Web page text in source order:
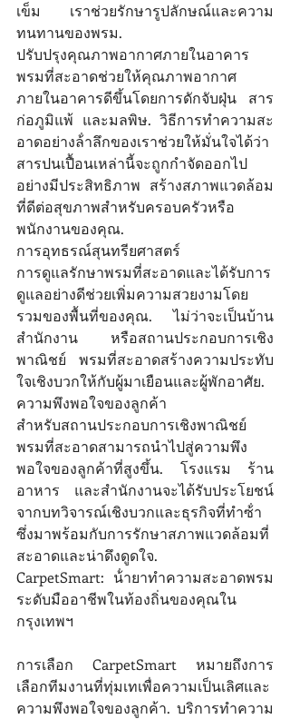
เข็ม เราช่วยรักษารูปลักษณ์และความ
ทนทานของพรม.
ปรับปรุงคุณภาพอากาศภายในอาคาร
พรมที่สะอาดช่วยให้คุณภาพอากาศ
ภายในอาคารดีขึ้นโดยการดักจับฝุ่น สาร
ก่อภูมิแพ้ และมลพิษ. วิธีการทําความสะ
อาดอย่างล้ําลึกของเราช่วยให้มั่นใจได้ว่า
สารปนเปื้อนเหล่านี้จะถูกกําจัดออกไป
อย่างมีประสิทธิภาพ สร้างสภาพแวดล้อม
ที่ดีต่อสุขภาพสําหรับครอบครัวหรือ
พนักงานของคุณ.
การอุทธรณ์สุนทรียศาสตร์
การดูแลรักษาพรมที่สะอาดและได้รับการ
ดูแลอย่างดีช่วยเพิ่มความสวยงามโดย
รวมของพื้นที่ของคุณ. ไม่ว่าจะเป็นบ้าน
สํานักงาน หรือสถานประกอบการเชิง
พาณิชย์ พรมที่สะอาดสร้างความประทับ
ใจเชิงบวกให้กับผู้มาเยือนและผู้พักอาศัย.
ความพึงพอใจของลูกค้า
สําหรับสถานประกอบการเชิงพาณิชย์
พรมที่สะอาดสามารถนําไปสู่ความพึง
พอใจของลูกค้าที่สูงขึ้น. โรงแรม ร้าน
อาหาร และสํานักงานจะได้รับประโยชน์
จากบทวิจารณ์เชิงบวกและธุรกิจที่ทําซ้ํา
ซึ่งมาพร้อมกับการรักษาสภาพแวดล้อมที่
สะอาดและน่าดึงดูดใจ.
CarpetSmart: น้ํายาทําความสะอาดพรม
ระดับมืออาชีพในท้องถิ่นของคุณใน
กรุงเทพฯ
การเลือก CarpetSmart หมายถึงการ
เลือกทีมงานที่ทุ่มเทเพื่อความเป็นเลิศและ
ความพึงพอใจของลูกค้า. บริการทําความ